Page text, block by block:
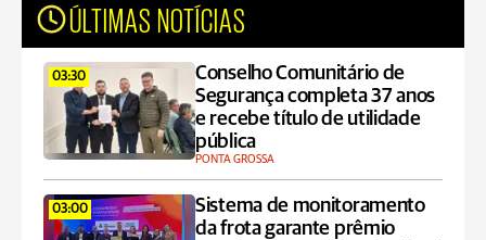
ÚLTIMAS NOTÍCIAS
03:30
Conselho Comunitário de
Segurança completa 37 anos
e recebe título de utilidade
pública
PONTA GROSSA
03:00
Sistema de monitoramento
da frota garante prêmio